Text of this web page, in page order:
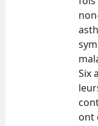
Six
ont